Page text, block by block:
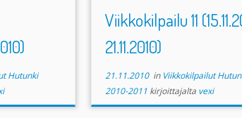
HutuKe
Hutunki
Rajapolvi HutuKe Jyväskylä
(29) (174)– – – – […]
Viikkokilpailu 11
21.11.2010)
21.11.2010in Viikkokilpailut
2010-2011 kirjoittajalta vexi